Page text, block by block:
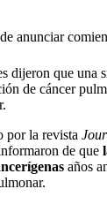
dijeron que una
de cáncer
por la revista
de que
años